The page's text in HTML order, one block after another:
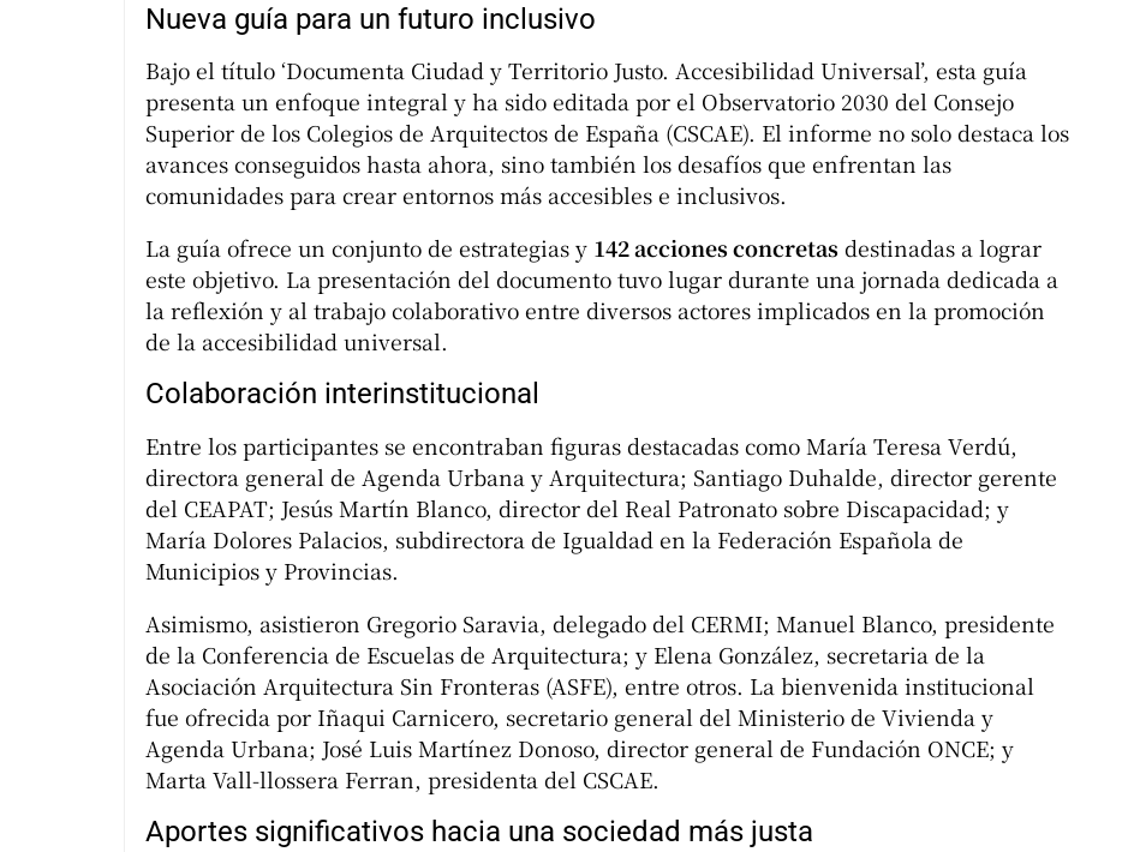
Nueva guía para un futuro inclusivo
Bajo el título ‘Documenta Ciudad y Territorio Justo. Accesibilidad Universal’, esta guía
presenta un enfoque integral y ha sido editada por el Observatorio 2030 del Consejo
Superior de los Colegios de Arquitectos de España (CSCAE). El informe no solo destaca los
avances conseguidos hasta ahora, sino también los desafíos que enfrentan las
comunidades para crear entornos más accesibles e inclusivos.
La guía ofrece un conjunto de estrategias y 142 acciones concretasdestinadas a lograr
este objetivo. La presentación del documento tuvo lugar durante una jornada dedicada a
la reflexión y al trabajo colaborativo entre diversos actores implicados en la promoción
de la accesibilidad universal.
Colaboración interinstitucional
Entre los participantes se encontraban figuras destacadas como María Teresa Verdú,
directora general de Agenda Urbana y Arquitectura; Santiago Duhalde, director gerente
del CEAPAT; Jesús Martín Blanco, director del Real Patronato sobre Discapacidad; y
María Dolores Palacios, subdirectora de Igualdad en la Federación Española de
Municipios y Provincias.
Asimismo, asistieron Gregorio Saravia, delegado del CERMI; Manuel Blanco, presidente
de la Conferencia de Escuelas de Arquitectura; y Elena González, secretaria de la
Asociación Arquitectura Sin Fronteras (ASFE), entre otros. La bienvenida institucional
fue ofrecida por Iñaqui Carnicero, secretario general del Ministerio de Vivienda y
Agenda Urbana; José Luis Martínez Donoso, director general de Fundación ONCE; y
Marta Vall-llossera Ferran, presidenta del CSCAE.
Aportes significativos hacia una sociedad más justa